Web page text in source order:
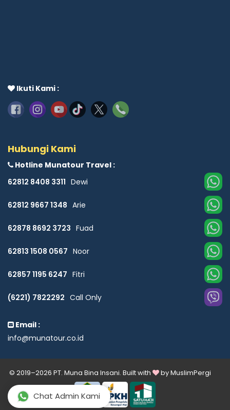
Ikuti Kami :
Hubungi Kami
Hotline Munatour Travel :
62812 8408 3311 Dewi
62812 9667 1348 Arie
62878 8692 3723 Fuad
62813 1508 0567 Noor
62857 1195 6247 Fitri
(6221) 7822292 Call Only
Email :
info@munatour.co.id
© 2019–2026 PT. Muna Bina Insani. Built with byMuslimPergi
Chat Admin Kami